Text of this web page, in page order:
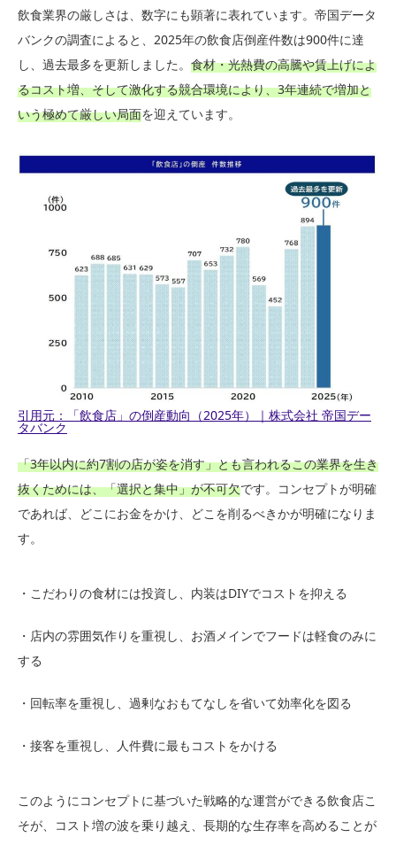
飲食業界の厳しさは、数字にも顕著に表れています。帝国データ
バンクの調査によると、2025年の飲食店倒産件数は900件に達
し、過去最多を更新しました。 食材・光熱費の高騰や賃上げによ
るコスト増、そして激化する競合環境により、3年連続で増加と
いう極めて厳しい局面を迎えています。
引用元：「飲食店」の倒産動向（2025年）｜株式会社 帝国デー
タバンク
「3年以内に約7割の店が姿を消す」とも言われるこの業界を生き
抜くためには、「選択と集中」が不可欠です。コンセプトが明確
であれば、どこにお金をかけ、どこを削るべきかが明確になりま
す。
・こだわりの食材には投資し、内装はDIYでコストを抑える
・店内の雰囲気作りを重視し、お酒メインでフードは軽食のみに
する
・回転率を重視し、過剰なおもてなしを省いて効率化を図る
・接客を重視し、人件費に最もコストをかける
このようにコンセプトに基づいた戦略的な運営ができる飲食店こ
そが、コスト増の波を乗り越え、長期的な生存率を高めることが